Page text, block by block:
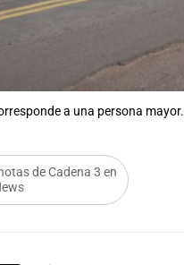
a una persona mayor.
de Cadena 3 en
Mundial 2026